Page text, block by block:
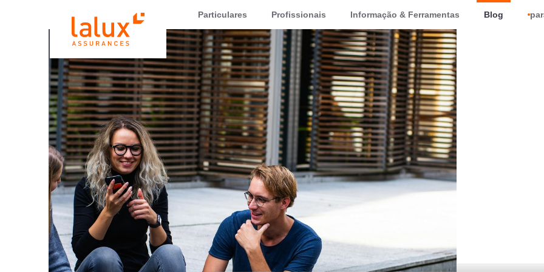
LALUX AssurancesParticulares Profissionais Informação & Ferramentas Blog